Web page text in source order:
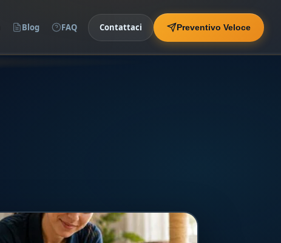
Blog FAQ Contattaci Preventivo Veloce